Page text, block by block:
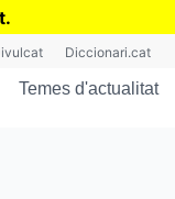
.
Diccionari.cat
Temes d'actualitat